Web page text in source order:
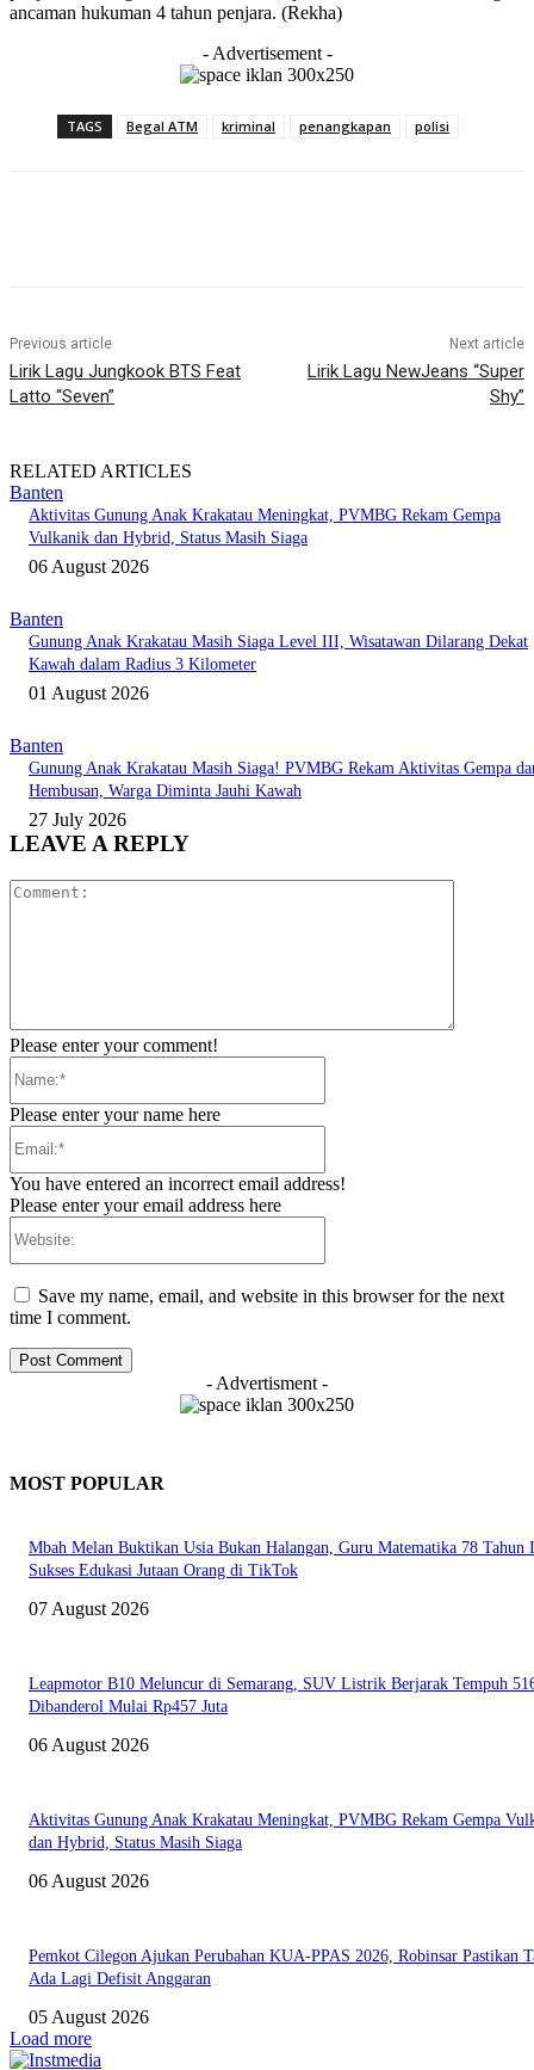
ancaman hukuman 4 tahun penjara. (Rekha)
- Advertisement -
TAGS Begal ATM kriminal penangkapan polisi
Previous article
Lirik Lagu Jungkook BTS Feat
Latto “Seven”
Next article
Lirik Lagu NewJeans “Super
Shy”
RELATED ARTICLES
Banten
Aktivitas Gunung Anak Krakatau Meningkat, PVMBG Rekam Gempa
Vulkanik dan Hybrid, Status Masih Siaga
06 August 2026
Banten
Gunung Anak Krakatau Masih Siaga Level III, Wisatawan Dilarang Dekat
Kawah dalam Radius 3 Kilometer
01 August 2026
Banten
Gunung Anak Krakatau Masih Siaga! PVMBG Rekam Aktivitas Gempa
Hembusan, Warga Diminta Jauhi Kawah
27 July 2026
LEAVE A REPLY
Please enter your comment!
Please enter your name here
You have entered an incorrect email address!
Please enter your email address here
Save my name, email, and website in this browser for the next
time I comment.
- Advertisment -
MOST POPULAR
Mbah Melan Buktikan Usia Bukan Halangan, Guru Matematika 78 Tahun
Sukses Edukasi Jutaan Orang di TikTok
07 August 2026
Leapmotor B10 Meluncur di Semarang, SUV Listrik Berjarak Tempuh
Dibanderol Mulai Rp457 Juta
06 August 2026
Aktivitas Gunung Anak Krakatau Meningkat, PVMBG Rekam Gempa
dan Hybrid, Status Masih Siaga
06 August 2026
Pemkot Cilegon Ajukan Perubahan KUA-PPAS 2026, Robinsar Pastikan
Ada Lagi Defisit Anggaran
05 August 2026
Load more